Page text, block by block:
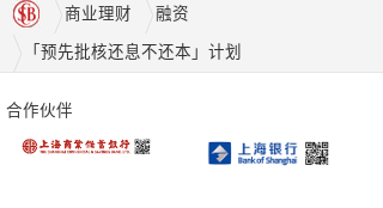
商业理财 融资
「预先批核还息不还本」计划
合作伙伴